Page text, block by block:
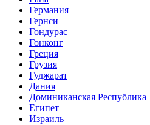
Германия
Гернси
Гондурас
Гонконг
Греция
Грузия
Гуджарат
Дания
Доминиканская Республика
Египет
Израиль